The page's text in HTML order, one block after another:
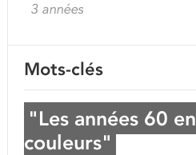
3 années
Mots-clés
"Les années 60 en
couleurs"